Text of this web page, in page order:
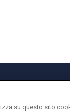
su questo sito